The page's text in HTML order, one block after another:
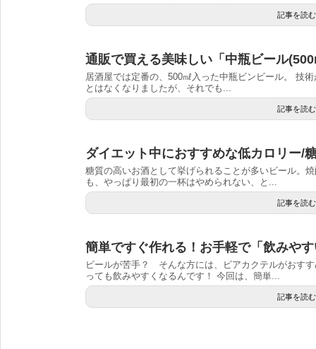
記事を読む
通販で買える美味しい「中瓶ビール
居酒屋では定番の、500㎖入った中瓶ビンビール。 技
とはなくなりましたが、それでも...
記事を読む
ダイエット中におすすめな低カロリー/
糖質の高いお酒として挙げられることが多いビール。
も、やっぱり最初の一杯はやめられない、と...
記事を読む
簡単ですぐ作れる！お手軽で「飲みや
ビールが苦手？ そんな方には、ビアカクテルがおす
っても飲みやすくなるんです！ 今回は、簡単...
記事を読む